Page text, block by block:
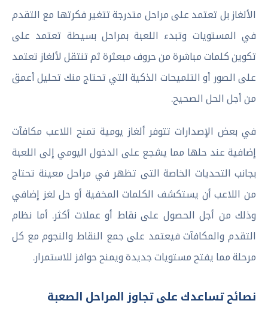
الألغاز بل تعتمد على مراحل متدرجة تتغير فكرتها مع التقدم
في المستويات وتبدء اللعبة بمراحل بسيطة تعتمد على
تكوين كلمات مباشرة من حروف مبعثرة ثم تنتقل لألغاز تعتمد
على الصور أو التلميحات الذكية التي تحتاج منك تحليل أعمق
من أجل الحل الصحيح.
في بعض الإصدارات تتوفر ألغاز يومية تمنح اللاعب مكافآت
إضافية عند حلها مما يشجع على الدخول اليومي إلى اللعبة
بجانب التحديات الخاصة التى تظهر في مراحل معينة تحتاج
من اللاعب أن يستكشف الكلمات المخفية أو حل لغز إضافي
وذلك من أجل الحصول على نقاط أو عملات أكثر. أما نظام
التقدم والمكافآت فيعتمد على جمع النقاط والنجوم مع كل
مرحلة مما يفتح مستويات جديدة ويمنح حوافز للاستمرار.
نصائح تساعدك على تجاوز المراحل الصعبة